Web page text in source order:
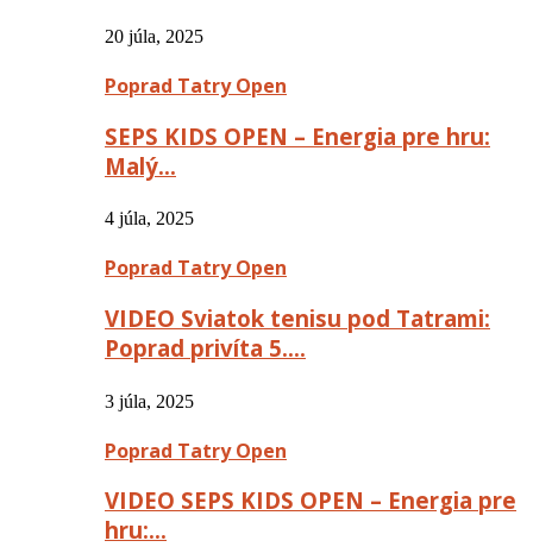
20 júla, 2025
Poprad Tatry Open
SEPS KIDS OPEN – Energia pre hru:
Malý…
4 júla, 2025
Poprad Tatry Open
VIDEO Sviatok tenisu pod Tatrami:
Poprad privíta 5….
3 júla, 2025
Poprad Tatry Open
VIDEO SEPS KIDS OPEN – Energia pre
hru:…